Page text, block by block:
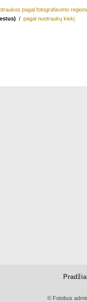
pagal fotografavimo
/ pagal nuotraukų kiekį
Pradžia
© Fotobus